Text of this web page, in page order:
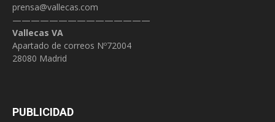
prensa@vallecas.com
———————————————
Vallecas VA
Apartado de correos Nº72004
28080 Madrid
PUBLICIDAD